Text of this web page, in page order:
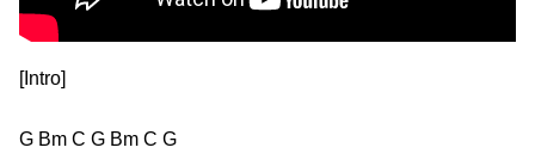
[Intro]
G Bm C G Bm C G